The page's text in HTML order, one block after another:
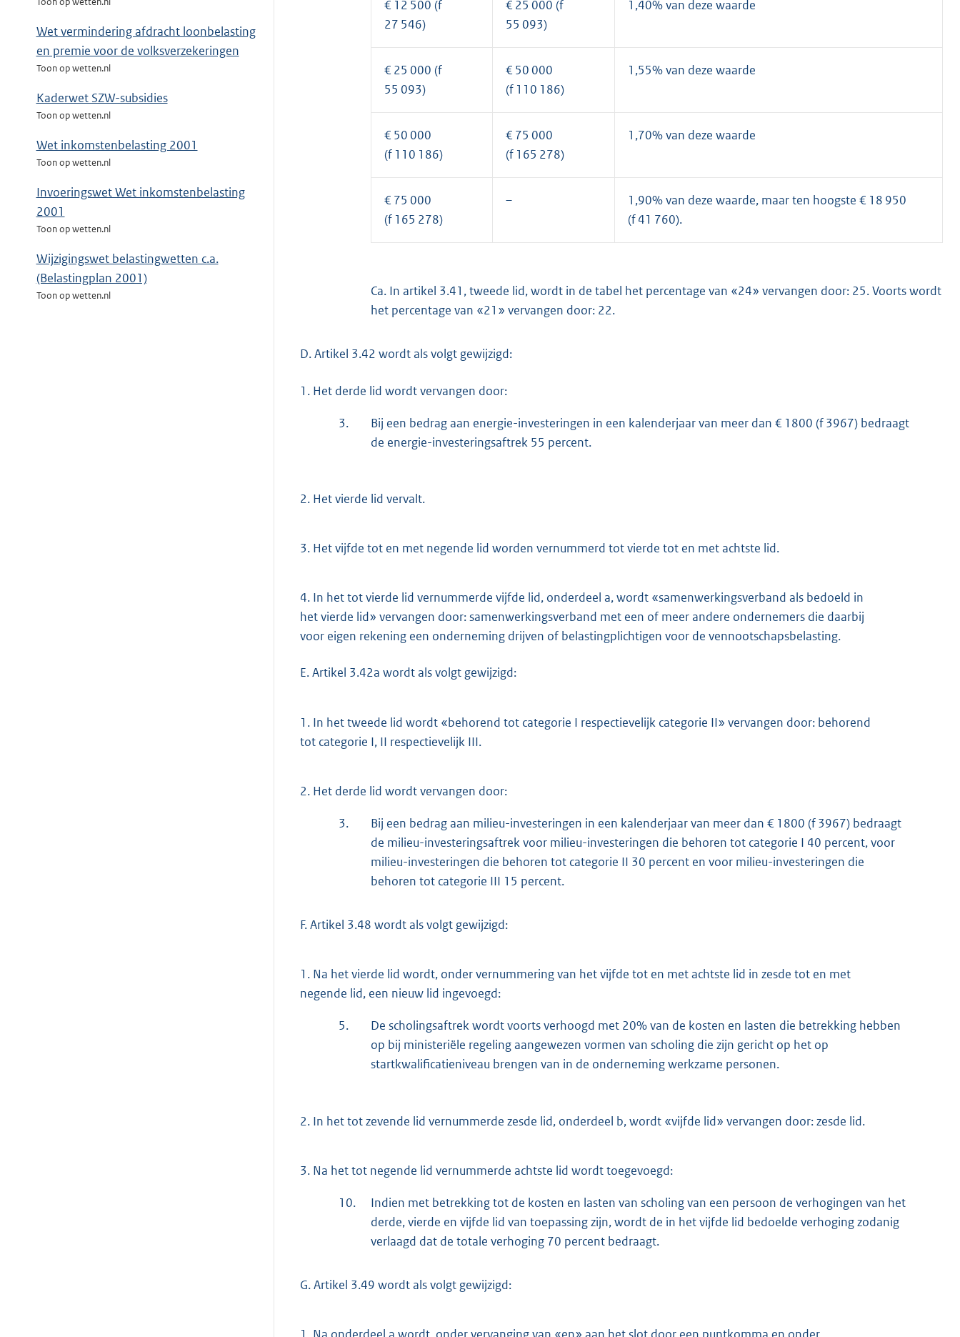
Wet vermindering afdracht loonbelasting
en premie voor de volksverzekeringen
Toon op wetten.nl
Kaderwet SZW-subsidies
Toon op wetten.nl
Wet inkomstenbelasting 2001
Toon op wetten.nl
Invoeringswet Wet inkomstenbelasting
2001
Toon op wetten.nl
Wijzigingswet belastingwetten c.a.
(Belastingplan 2001)
Toon op wetten.nl
€ 12 500 (f
27 546)
€ 25 000 (f
55 093)
1,40% van deze waarde
€ 25 000 (f
55 093)
€ 50 000
(f 110 186)
1,55% van deze waarde
€ 50 000
(f 110 186)
€ 75 000
(f 165 278)
1,70% van deze waarde
€ 75 000
(f 165 278)
–
1,90% van deze waarde, maar ten hoogste € 18 950
(f 41 760).
Ca. In artikel 3.41, tweede lid, wordt in de tabel het percentage van «24» vervangen door: 25. Voorts wordt
het percentage van «21» vervangen door: 22.
D. Artikel 3.42 wordt als volgt gewijzigd:
1. Het derde lid wordt vervangen door:
3.
Bij een bedrag aan energie-investeringen in een kalenderjaar van meer dan € 1800 (f 3967) bedraagt
de energie-investeringsaftrek 55 percent.
2. Het vierde lid vervalt.
3. Het vijfde tot en met negende lid worden vernummerd tot vierde tot en met achtste lid.
4. In het tot vierde lid vernummerde vijfde lid, onderdeel a, wordt «samenwerkingsverband als bedoeld in
het vierde lid» vervangen door: samenwerkingsverband met een of meer andere ondernemers die daarbij
voor eigen rekening een onderneming drijven of belastingplichtigen voor de vennootschapsbelasting.
E. Artikel 3.42a wordt als volgt gewijzigd:
1. In het tweede lid wordt «behorend tot categorie I respectievelijk categorie II» vervangen door: behorend
tot categorie I, II respectievelijk III.
2. Het derde lid wordt vervangen door:
3.
Bij een bedrag aan milieu-investeringen in een kalenderjaar van meer dan € 1800 (f 3967) bedraagt
de milieu-investeringsaftrek voor milieu-investeringen die behoren tot categorie I 40 percent, voor
milieu-investeringen die behoren tot categorie II 30 percent en voor milieu-investeringen die
behoren tot categorie III 15 percent.
F. Artikel 3.48 wordt als volgt gewijzigd:
1. Na het vierde lid wordt, onder vernummering van het vijfde tot en met achtste lid in zesde tot en met
negende lid, een nieuw lid ingevoegd:
5.
De scholingsaftrek wordt voorts verhoogd met 20% van de kosten en lasten die betrekking hebben
op bij ministeriële regeling aangewezen vormen van scholing die zijn gericht op het op
startkwalificatieniveau brengen van in de onderneming werkzame personen.
2. In het tot zevende lid vernummerde zesde lid, onderdeel b, wordt «vijfde lid» vervangen door: zesde lid.
3. Na het tot negende lid vernummerde achtste lid wordt toegevoegd:
10.
Indien met betrekking tot de kosten en lasten van scholing van een persoon de verhogingen van het
derde, vierde en vijfde lid van toepassing zijn, wordt de in het vijfde lid bedoelde verhoging zodanig
verlaagd dat de totale verhoging 70 percent bedraagt.
G. Artikel 3.49 wordt als volgt gewijzigd: